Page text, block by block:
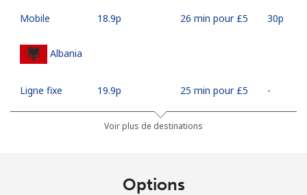
Mobile ⁦18.9p⁩ 26 min pour ⁦£5⁩ ⁦30p⁩
Albania
Ligne fixe ⁦19.9p⁩ 25 min pour ⁦£5⁩ -
⁦37.5p⁩ 13 min pour ⁦£5⁩
Voir plus de destinations
Options